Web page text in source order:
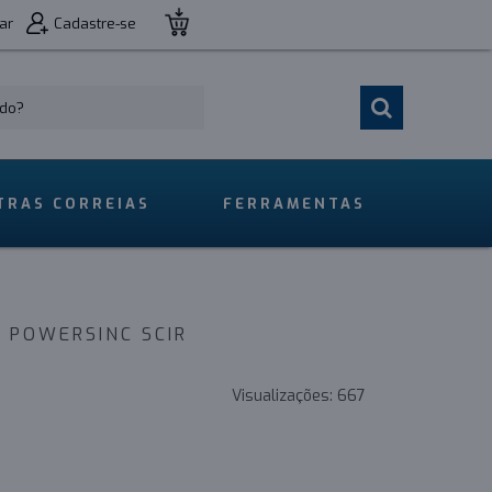
Cadastre-se
CORREIAS FERRAMENTAS
SCIR
Visualizações: 667